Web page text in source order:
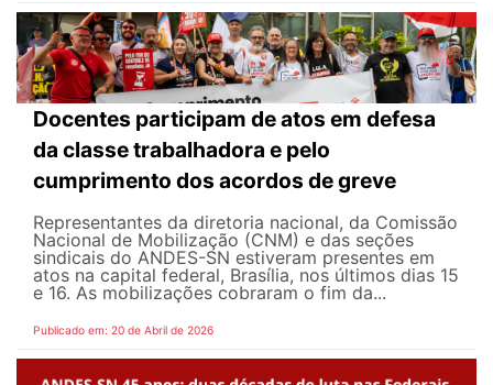
Docentes participam de atos em defesa
da classe trabalhadora e pelo
cumprimento dos acordos de greve
Representantes da diretoria nacional, da Comissão
Nacional de Mobilização (CNM) e das seções
sindicais do ANDES-SN estiveram presentes em
atos na capital federal, Brasília, nos últimos dias 15
e 16. As mobilizações cobraram o fim da...
Publicado em: 20 de Abril de 2026